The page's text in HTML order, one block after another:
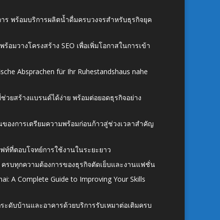
ร พร้อมบริการผลิตน้ำดื่มครบวงจรสำหรับธุรกิจยุค
อมวางโครงสร้าง SEO เพื่อเพิ่มโอกาสในการเข้า
Absprachen für Ihr Ruhestandshaus nahe
วยสร้างแบรนด์ได้ง่าย พร้อมต่อยอดธุรกิจอย่าง
องการเตรียมความพร้อมก่อนก้าวสู่ช่วงเวลาสำคัญ
ท์ที่ตอบโจทย์การใช้งานในระยะยาว
รบทุกความต้องการของธุรกิจตัดเย็บและงานแฟชั่น
A Complete Guide to Improving Your Skills
ะดับบ้านและอาคารด้วยบริการรับเหมาต่อเติมครบ